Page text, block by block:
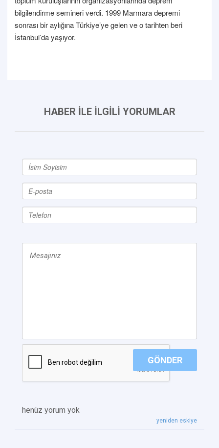
bilgilendirme semineri verdi. 1999 Marmara depremi
sonrası bir aylığına Türkiye’ye gelen ve o tarihten beri
İstanbul’da yaşıyor.
HABER İLE İLGİLİ YORUMLAR
GÖNDER
henüz yorum yok
yeniden eskiye